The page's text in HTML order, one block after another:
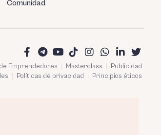
Comunidad
Emprendedores Masterclass
Publicidad
Políticas de privacidad Principios éticos